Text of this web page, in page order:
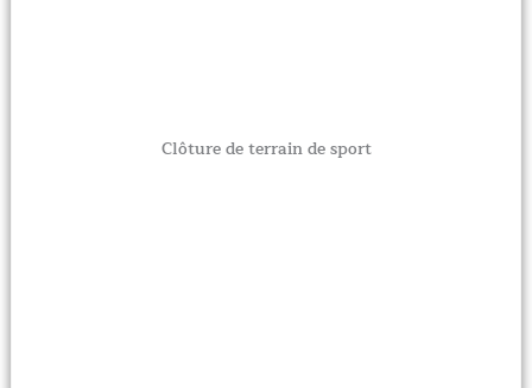
Clôture de terrain de sport